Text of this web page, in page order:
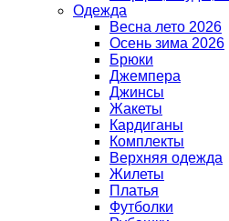
Одежда
Весна лето 2026
Осень зима 2026
Брюки
Джемпера
Джинсы
Жакеты
Кардиганы
Комплекты
Верхняя одежда
Жилеты
Платья
Футболки